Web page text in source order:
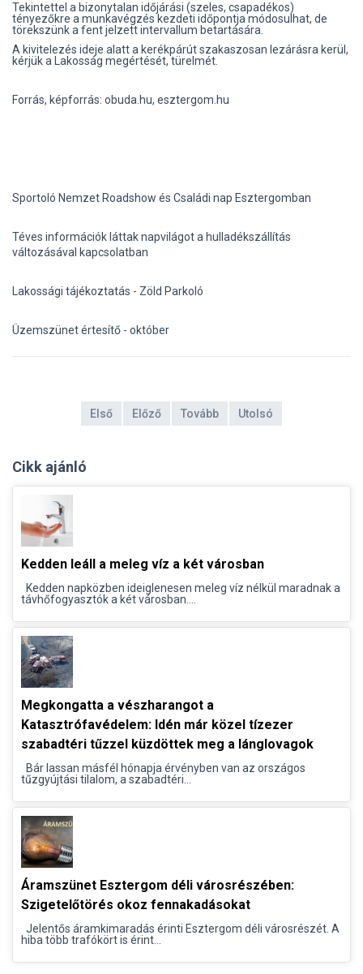
Tekintettel a bizonytalan időjárási (szeles, csapadékos)
tényezőkre a munkavégzés kezdeti időpontja módosulhat, de
törekszünk a fent jelzett intervallum betartására.
A kivitelezés ideje alatt a kerékpárút szakaszosan lezárásra kerül,
kérjük a Lakosság megértését, türelmét.
Forrás, képforrás: obuda.hu, esztergom.hu
Sportoló Nemzet Roadshow és Családi nap Esztergomban
Téves információk láttak napvilágot a hulladékszállítás
változásával kapcsolatban
Lakossági tájékoztatás - Zöld Parkoló
Üzemszünet értesítő - október
Első Előző Tovább Utolsó
Cikk ajánló
Kedden leáll a meleg víz a két városban
Kedden napközben ideiglenesen meleg víz nélkül maradnak a
távhőfogyasztók a két városban....
Megkongatta a vészharangot a
Katasztrófavédelem: Idén már közel tízezer
szabadtéri tűzzel küzdöttek meg a lánglovagok
Bár lassan másfél hónapja érvényben van az országos
tűzgyújtási tilalom, a szabadtéri...
Áramszünet Esztergom déli városrészében:
Szigetelőtörés okoz fennakadásokat
Jelentős áramkimaradás érinti Esztergom déli városrészét. A
hiba több trafókört is érint...